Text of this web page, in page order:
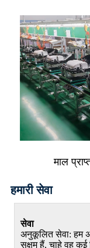
माल
हमारी सेवा
सेवा
अनुकूलित सेवा: हम
सक्षम हैं, चाहे वह